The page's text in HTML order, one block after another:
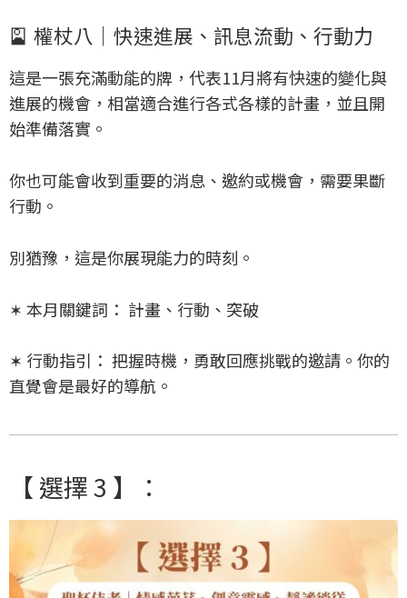
🎴 權杖八｜快速進展、訊息流動、行動力
這是一張充滿動能的牌，代表11月將有快速的變化與
進展的機會，相當適合進行各式各樣的計畫，並且開
始準備落實。
你也可能會收到重要的消息、邀約或機會，需要果斷
行動。
別猶豫，這是你展現能力的時刻。
✶ 本月關鍵詞： 計畫、行動、突破
✶ 行動指引： 把握時機，勇敢回應挑戰的邀請。你的
直覺會是最好的導航。
【 選擇 3 】：